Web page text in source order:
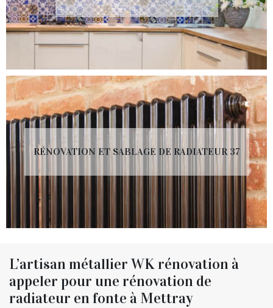
RÉNOVATION ET SABLAGE DE RADIATEUR 37
L’artisan métallier WK rénovation à
appeler pour une rénovation de
radiateur en fonte à Mettray